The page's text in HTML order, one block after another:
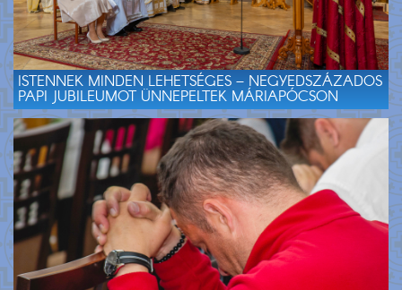
ISTENNEK MINDEN LEHETSÉGES – NEGYEDSZÁZADOS
PAPI JUBILEUMOT ÜNNEPELTEK MÁRIAPÓCSON